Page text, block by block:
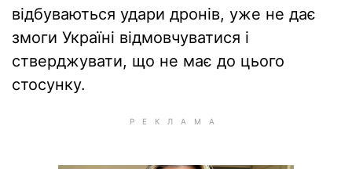
відбуваються удари дронів, уже не дає
змоги Україні відмовчуватися і
стверджувати, що не має до цього
стосунку.